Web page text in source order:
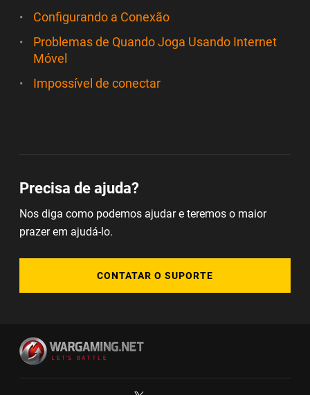
Configurando a Conexão
Problemas de Quando Joga Usando Internet
Móvel
Impossível de conectar
Precisa de ajuda?
Nos diga como podemos ajudar e teremos o maior
prazer em ajudá-lo.
CONTATAR O SUPORTE